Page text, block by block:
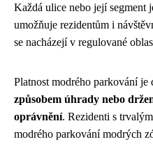
Každá ulice nebo její segment
umožňuje rezidentům i
se nacházejí v regulované
Platnost modrého parkování je
způsobem úhrady nebo
oprávnění. Rezidenti s
modrého parkování modrých